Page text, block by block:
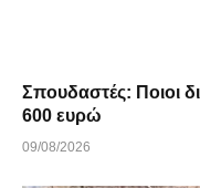
Σπουδαστές: Ποιοι
600 ευρώ
09/08/2026